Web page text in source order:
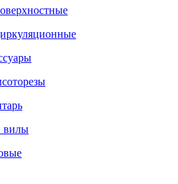
вилы